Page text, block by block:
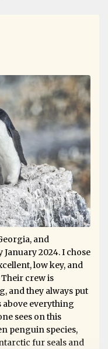
and
2024. I chose
low key, and
crew is
and they always put
above everything
sees on this
penguin species,
fur seals and